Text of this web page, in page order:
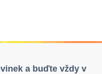
a buďte vždy v